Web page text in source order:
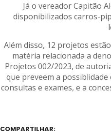
Já o vereador Capitão
disponibilizados carros-
Além disso, 12 projetos
matéria relacionada a
Projetos 002/2023, de
que preveem a
consultas e exames, e a
COMPARTILHAR: